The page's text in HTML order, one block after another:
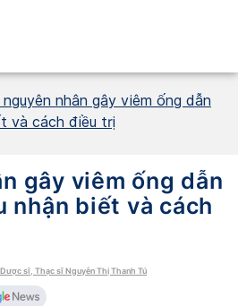
nhân gây viêm ống dẫn
và cách điều trị
gây viêm ống dẫn
nhận biết và cách
Dược sĩ, Thạc sĩ Nguyễn Thị Thanh Tú